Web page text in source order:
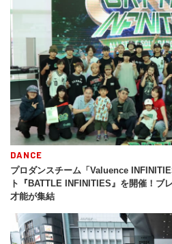
DANCE
プロダンスチーム「Valuence
ト『BATTLE INFINITIES』を開催！ブ
才能が集結